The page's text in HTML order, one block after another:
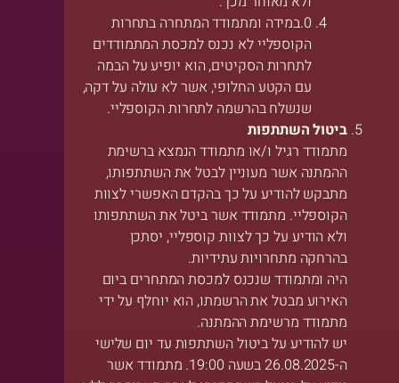
במידה ומתמודד המתחרה בתחרות
הקוספליי לא נכנס למכסת המתמודדים
לתחרות הסקיטים, הוא יופיע על הבמה
עם הקטע החלופי, אשר לא עולה על דקה,
שנשלח בהרשמה לתחרות הקוספליי.
ביטול השתתפות
מתמודד רגיל ו/או מתמודד הנמצא ברשימת
ההמתנה אשר מעוניין לבטל את השתתפותו,
מתבקש להודיע על כך בהקדם האפשרי לצוות
הקוספליי. מתמודד אשר ביטל את השתתפותו
ולא הודיע על כך לצוות קוספליי, יסתכן
בהרחקה מתחרויות עתידיות.
היה ומתמודד שנכנס למכסת המתחרים ביום
האירוע מבטל את הרשמתו, הוא יוחלף על ידי
מתמודד מרשימת ההמתנה.
יש להודיע על ביטול השתתפות עד יום שלישי
ה-26.08.2025 בשעה 19:00. מתמודד אשר